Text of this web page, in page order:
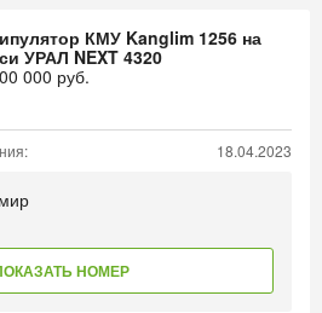
КМУ Kanglim 1256 на
УРАЛ NEXT 4320
000 руб.
18.04.2023
НОМЕР